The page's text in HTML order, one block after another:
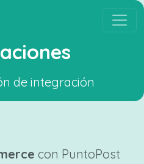
de integración
con PuntoPost